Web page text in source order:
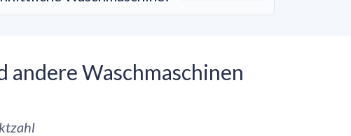
andere Waschmaschinen